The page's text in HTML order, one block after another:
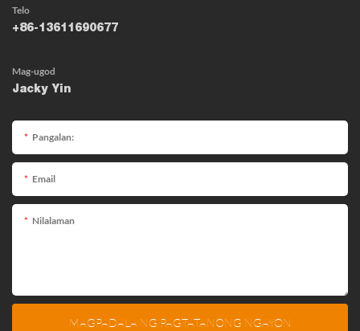
Telo
+86-13611690677
Mag-ugod
Jacky Yin
Pangalan:
Email
Nilalaman
MAGPADALA NG PAGTATANONG NGAYON